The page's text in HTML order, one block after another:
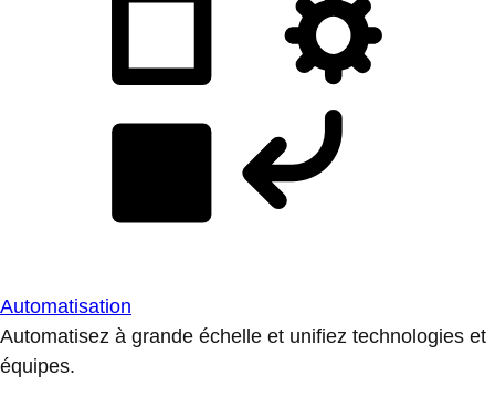
Automatisation
Automatisez à grande échelle et unifiez technologies et
équipes.